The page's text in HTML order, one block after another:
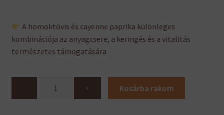
A homoktövis és cayenne paprika különleges
kombinációja az anyagcsere, a keringés és a vitalitás
természetes támogatására
- + Kosárba rakom